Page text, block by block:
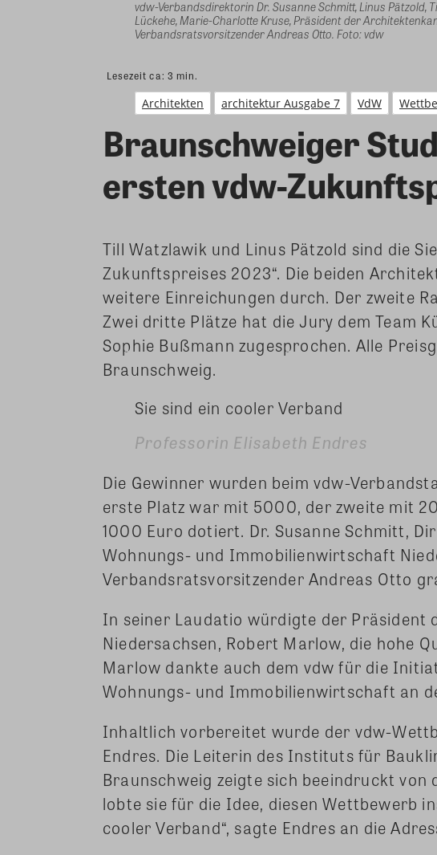
vdw-Verbandsdirektorin Dr. Susanne Schmitt, Linus
Lückehe, Marie-Charlotte Kruse, Präsident der
Verbandsratsvorsitzender Andreas Otto. Foto: vdw
Lesezeit ca: 3 min.
Architekten architektur Ausgabe 7 VdW
Braunschweiger
ersten vdw-
Till Watzlawik und Linus Pätzold sind die
Zukunftspreises 2023“. Die beiden
weitere Einreichungen durch. Der zweite
Zwei dritte Plätze hat die Jury dem Team
Sophie Bußmann zugesprochen. Alle
Braunschweig.
Sie sind ein cooler Verband
Professorin Elisabeth Endres
Die Gewinner wurden beim vdw-
erste Platz war mit 5000, der zweite mit
1000 Euro dotiert. Dr. Susanne Schmitt,
Wohnungs- und Immobilienwirtschaft
Verbandsratsvorsitzender Andreas Otto
In seiner Laudatio würdigte der Präsident
Niedersachsen, Robert Marlow, die hohe
Marlow dankte auch dem vdw für die
Wohnungs- und Immobilienwirtschaft an
Inhaltlich vorbereitet wurde der vdw-
Endres. Die Leiterin des Instituts für
Braunschweig zeigte sich beeindruckt von
lobte sie für die Idee, diesen Wettbewerb
cooler Verband“, sagte Endres an die